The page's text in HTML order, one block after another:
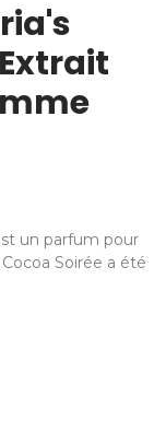
un parfum pour
Soirée a été